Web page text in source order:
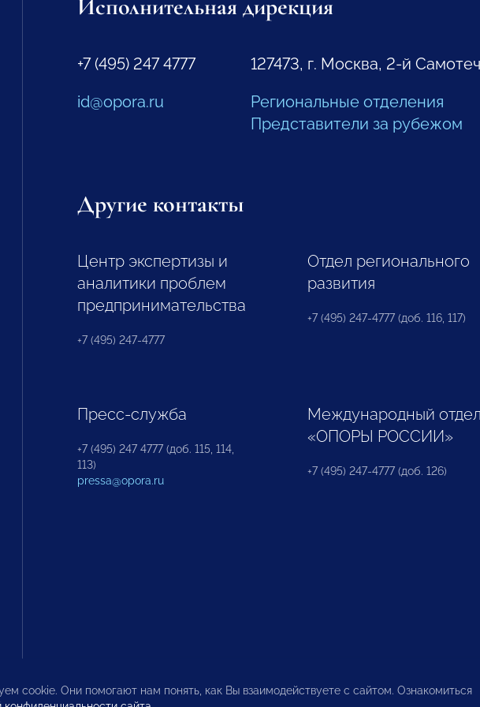
Исполнительная дирекция
+7 (495) 247 4777
id@opora.ru
127473, г. Москва, 2-й
Региональные отделения
Представители за рубежом
Другие контакты
Центр экспертизы и
аналитики проблем
предпринимательства
+7 (495) 247-4777
Отдел регионального
развития
+7 (495) 247-4777 (доб. 116, 117)
Пресс-служба
+7 (495) 247 4777 (доб. 115, 114,
113)
pressa@opora.ru
Международный отдел
«ОПОРЫ РОССИИ»
+7 (495) 247-4777 (доб. 126)
cookie. Они помогают нам понять, как Вы взаимодействуете с сайтом. Ознакомиться